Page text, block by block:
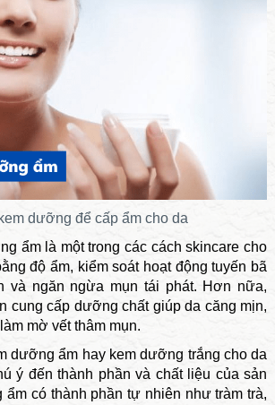
dưỡng để cấp ẩm cho da
ẩm là một trong các cách skincare cho
độ ẩm, kiểm soát hoạt động tuyến bã
và ngăn ngừa mụn tái phát. Hơn nữa,
cung cấp dưỡng chất giúp da căng mịn,
mờ vết thâm mụn.
dưỡng ẩm hay kem dưỡng trắng cho da
ý đến thành phần và chất liệu của sản
ẩm có thành phần tự nhiên như tràm trà,